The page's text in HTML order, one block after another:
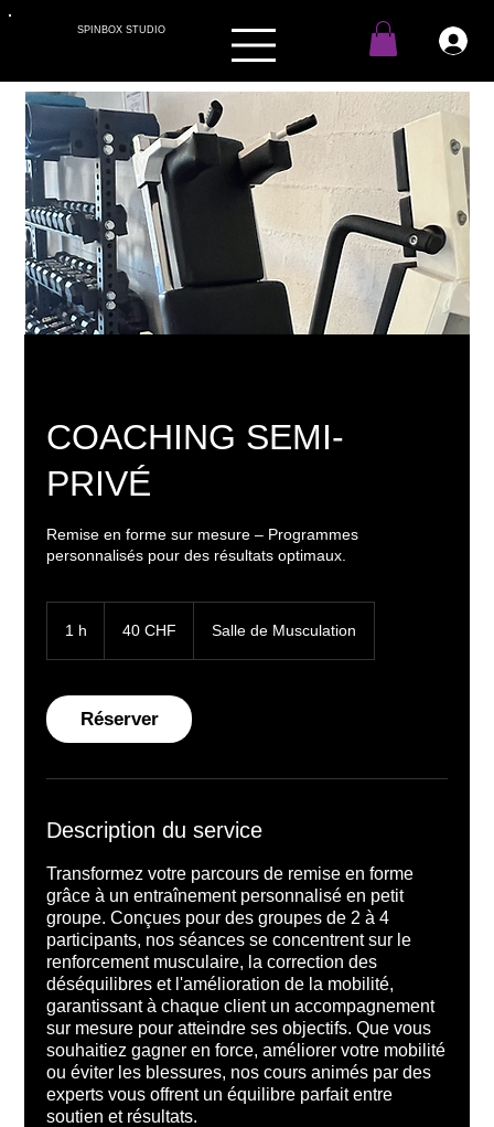
SPINBOX STUDIO
COACHING SEMI-
PRIVÉ
Remise en forme sur mesure – Programmes
personnalisés pour des résultats optimaux.
1 h
suisses
40 CHF Salle de Musculation
Réserver
Description du service
Transformez votre parcours de remise en forme
grâce à un entraînement personnalisé en petit
groupe. Conçues pour des groupes de 2 à 4
participants, nos séances se concentrent sur le
renforcement musculaire, la correction des
déséquilibres et l'amélioration de la mobilité,
garantissant à chaque client un accompagnement
sur mesure pour atteindre ses objectifs. Que vous
souhaitiez gagner en force, améliorer votre mobilité
ou éviter les blessures, nos cours animés par des
experts vous offrent un équilibre parfait entre
soutien et résultats.